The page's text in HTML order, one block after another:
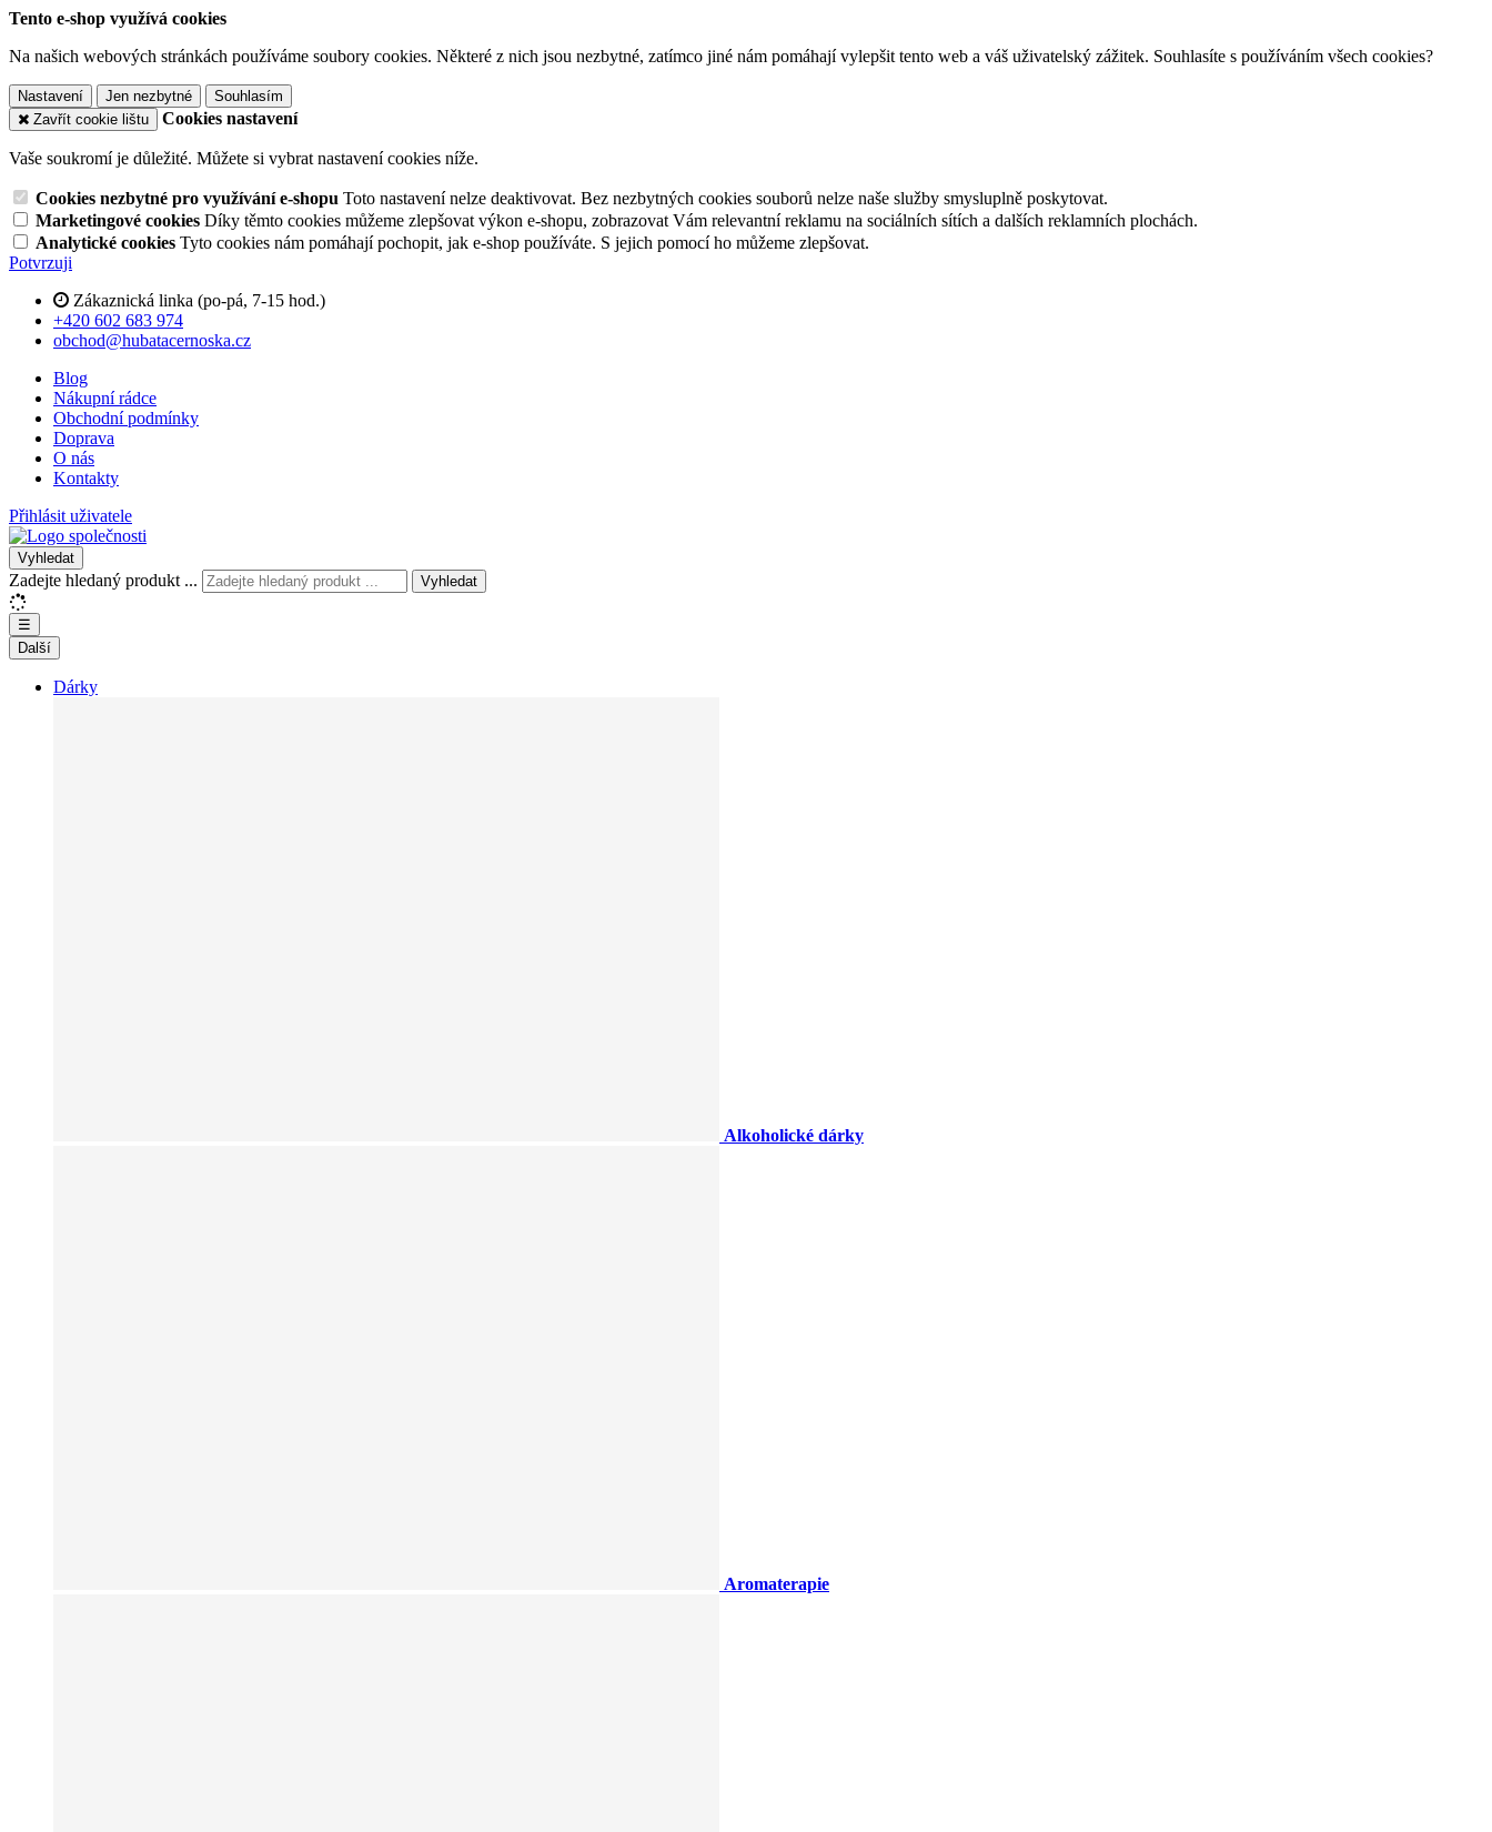
Tento e-shop využívá cookies
Na našich webových stránkách používáme soubory cookies. Některé z nich jsou nezbytné, zatímco jiné nám pomáhají vylepšit tento web a váš uživatelský zážitek. Souhlasíte s používáním všech cookies?
Nastavení Jen nezbytné
Souhlasím
Zavřít cookie lištu
Cookies nastavení
Vaše soukromí je důležité. Můžete si vybrat nastavení cookies níže.
Cookies nezbytné pro využívání e-shopu Toto nastavení nelze deaktivovat. Bez nezbytných cookies souborů nelze naše služby smysluplně poskytovat.
Marketingové cookies Díky těmto cookies můžeme zlepšovat výkon e-shopu, zobrazovat Vám relevantní reklamu na sociálních sítích a dalších reklamních plochách.
Analytické cookies Tyto cookies nám pomáhají pochopit, jak e-shop používáte. S jejich pomocí ho můžeme zlepšovat.
Potvrzuji
Zákaznická linka (po-pá, 7-15 hod.)
+420 602 683 974
obchod@hubatacernoska.cz
Blog
Nákupní rádce
Obchodní podmínky
Doprava
O nás
Kontakty
Přihlásit uživatele
Vyhledat
Zadejte hledaný produkt ... Vyhledat
☰
Další
Dárky
Alkoholické dárky
Aromaterapie